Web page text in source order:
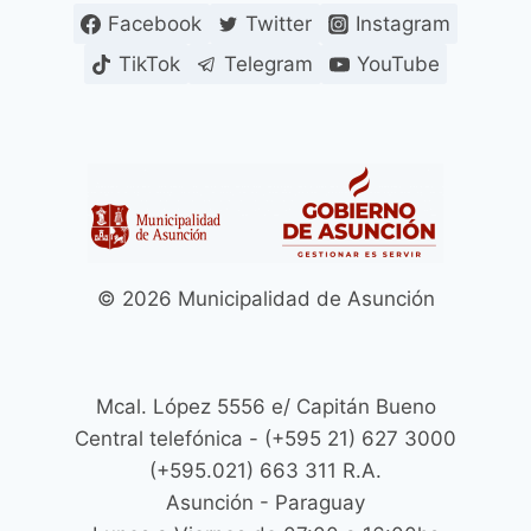
Facebook Twitter
Instagram
TikTok
Telegram YouTube
© 2026 Municipalidad de Asunción
Mcal. López 5556 e/ Capitán Bueno
Central telefónica - (+595 21) 627 3000
(+595.021) 663 311 R.A.
Asunción - Paraguay